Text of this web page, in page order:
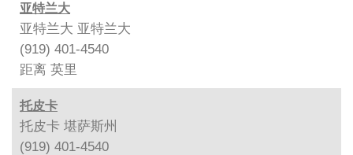
亚特兰大
亚特兰大 亚特兰大
(919) 401-4540
距离 英里
托皮卡
托皮卡 堪萨斯州
(919) 401-4540